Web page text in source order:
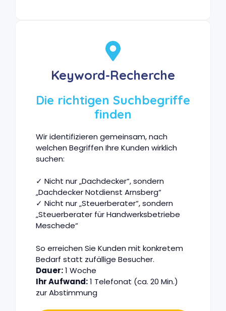
Keyword-Recherche
Die richtigen Suchbegriffe
finden
Wir identifizieren gemeinsam, nach
welchen Begriffen Ihre Kunden wirklich
suchen:
✓ Nicht nur „Dachdecker“, sondern
„Dachdecker Notdienst Arnsberg“
✓ Nicht nur „Steuerberater“, sondern
„Steuerberater für Handwerksbetriebe
Meschede“
So erreichen Sie Kunden mit konkretem
Bedarf statt zufällige Besucher.
Dauer:1 Woche
Ihr Aufwand:1 Telefonat (ca. 20 Min.)
zur Abstimmung